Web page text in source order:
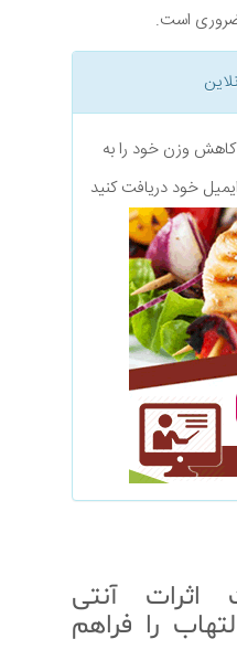
ضروری است.
کاهش وزن خود را به
خود دریافت کنید
آنتی
را فراهم